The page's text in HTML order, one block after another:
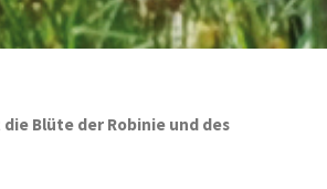
Blüte der Robinie und des